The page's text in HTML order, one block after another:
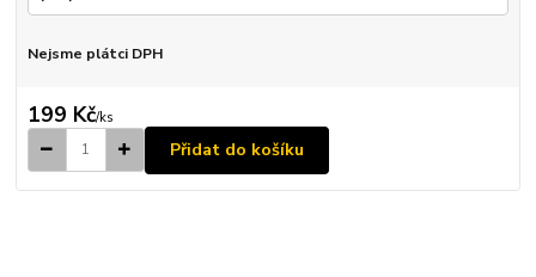
Nejsme plátci DPH
199 Kč/ks
Přidat do košíku